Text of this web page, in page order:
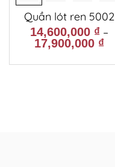
Quần lót ren 5002
14,600,000 ₫–
17,900,000 ₫